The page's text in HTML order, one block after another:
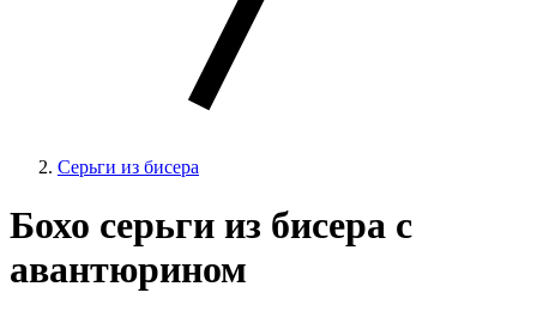
Серьги из бисера
Бохо серьги из бисера с
авантюрином